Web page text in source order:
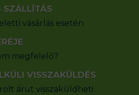
SZÁLLÍTÁS
vásárlás esetén
megfelelő?
VISSZAKÜLDÉS
árut visszaküldheti